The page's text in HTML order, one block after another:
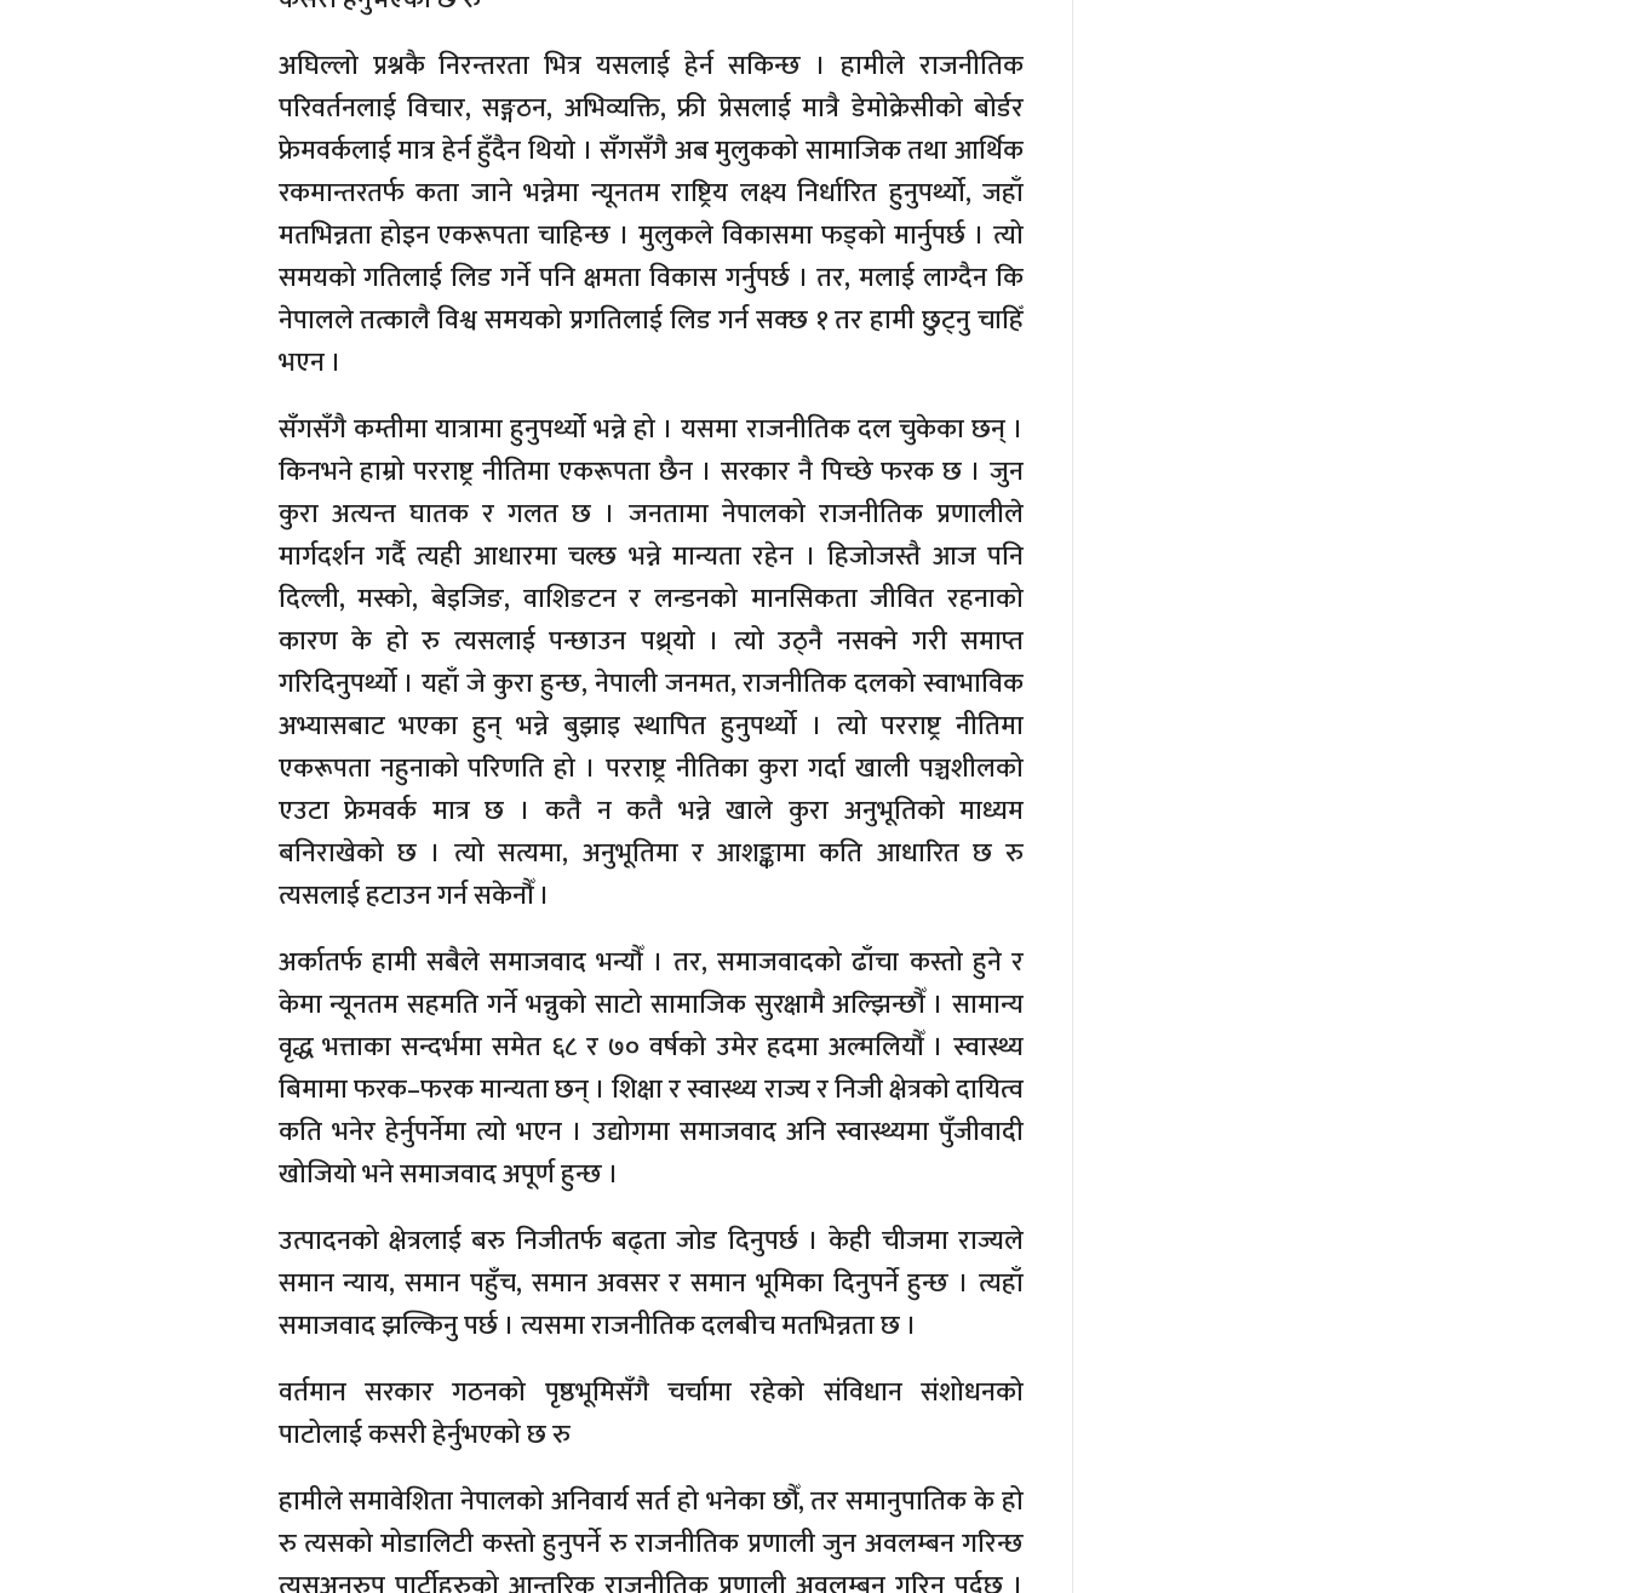
अघिल्लो प्रश्नकै निरन्तरता भित्र यसलाई हेर्न सकिन्छ । हामीले राजनीतिक
परिवर्तनलाई विचार, सङ्गठन, अभिव्यक्ति, फ्री प्रेसलाई मात्रै डेमोक्रेसीको बोर्डर
फ्रेमवर्कलाई मात्र हेर्न हुँदैन थियो । सँगसँगै अब मुलुकको सामाजिक तथा आर्थिक
रकमान्तरतर्फ कता जाने भन्नेमा न्यूनतम राष्ट्रिय लक्ष्य निर्धारित हुनुपर्थ्यो, जहाँ
मतभिन्नता होइन एकरूपता चाहिन्छ । मुलुकले विकासमा फड्को मार्नुपर्छ । त्यो
समयको गतिलाई लिड गर्ने पनि क्षमता विकास गर्नुपर्छ । तर, मलाई लाग्दैन कि
नेपालले तत्कालै विश्व समयको प्रगतिलाई लिड गर्न सक्छ १ तर हामी छुट्नु चाहिँ
भएन ।
सँगसँगै कम्तीमा यात्रामा हुनुपर्थ्यो भन्ने हो । यसमा राजनीतिक दल चुकेका छन् ।
किनभने हाम्रो परराष्ट्र नीतिमा एकरूपता छैन । सरकार नै पिच्छे फरक छ । जुन
कुरा अत्यन्त घातक र गलत छ । जनतामा नेपालको राजनीतिक प्रणालीले
मार्गदर्शन गर्दै त्यही आधारमा चल्छ भन्ने मान्यता रहेन । हिजोजस्तै आज पनि
दिल्ली, मस्को, बेइजिङ, वाशिङटन र लन्डनको मानसिकता जीवित रहनाको
कारण के हो रु त्यसलाई पन्छाउन पथ्र्यो । त्यो उठ्नै नसक्ने गरी समाप्त
गरिदिनुपर्थ्यो । यहाँ जे कुरा हुन्छ, नेपाली जनमत, राजनीतिक दलको स्वाभाविक
अभ्यासबाट भएका हुन् भन्ने बुझाइ स्थापित हुनुपर्थ्यो । त्यो परराष्ट्र नीतिमा
एकरूपता नहुनाको परिणति हो । परराष्ट्र नीतिका कुरा गर्दा खाली पञ्चशीलको
एउटा फ्रेमवर्क मात्र छ । कतै न कतै भन्ने खाले कुरा अनुभूतिको माध्यम
बनिराखेको छ । त्यो सत्यमा, अनुभूतिमा र आशङ्कामा कति आधारित छ रु
त्यसलाई हटाउन गर्न सकेनौँ ।
अर्कातर्फ हामी सबैले समाजवाद भन्यौँ । तर, समाजवादको ढाँचा कस्तो हुने र
केमा न्यूनतम सहमति गर्ने भन्नुको साटो सामाजिक सुरक्षामै अल्झिन्छौँ । सामान्य
वृद्ध भत्ताका सन्दर्भमा समेत ६८ र ७० वर्षको उमेर हदमा अल्मलियौँ । स्वास्थ्य
बिमामा फरक–फरक मान्यता छन् । शिक्षा र स्वास्थ्य राज्य र निजी क्षेत्रको दायित्व
कति भनेर हेर्नुपर्नेमा त्यो भएन । उद्योगमा समाजवाद अनि स्वास्थ्यमा पुँजीवादी
खोजियो भने समाजवाद अपूर्ण हुन्छ ।
उत्पादनको क्षेत्रलाई बरु निजीतर्फ बढ्ता जोड दिनुपर्छ । केही चीजमा राज्यले
समान न्याय, समान पहुँच, समान अवसर र समान भूमिका दिनुपर्ने हुन्छ । त्यहाँ
समाजवाद झल्किनु पर्छ । त्यसमा राजनीतिक दलबीच मतभिन्नता छ ।
वर्तमान सरकार गठनको पृष्ठभूमिसँगै चर्चामा रहेको संविधान संशोधनको
पाटोलाई कसरी हेर्नुभएको छ रु
हामीले समावेशिता नेपालको अनिवार्य सर्त हो भनेका छौँ, तर समानुपातिक के हो
रु त्यसको मोडालिटी कस्तो हुनुपर्ने रु राजनीतिक प्रणाली जुन अवलम्बन गरिन्छ